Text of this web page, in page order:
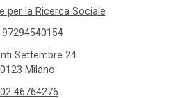
per la Ricerca Sociale
97294540154
Settembre 24
Milano
02 46764276